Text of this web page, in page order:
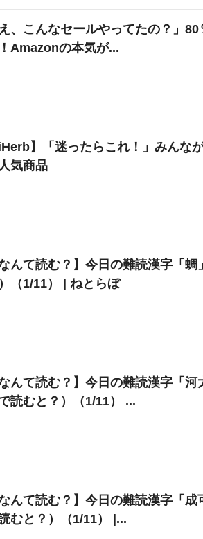
え、こんなセールやってたの？」
Amazonの本気が...
iHerb】「迷ったらこれ！」みんな
気商品
なんて読む？】今日の難読漢字「
（1/11） | ねとらぼ
なんて読む？】今日の難読漢字「
読むと？）（1/11） ...
なんて読む？】今日の難読漢字「
むと？）（1/11） |...